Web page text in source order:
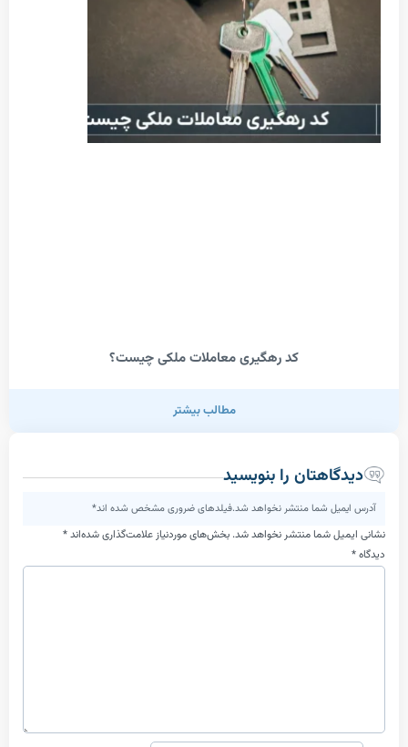
کد رهگیری معاملات ملکی چیست؟
را بنویسید
شما منتشر نخواهد شد.فیلدهای ضروری مشخص شده اند*
شما منتشر نخواهد شد.بخش‌های موردنیاز علامت‌گذاری شده‌اند*